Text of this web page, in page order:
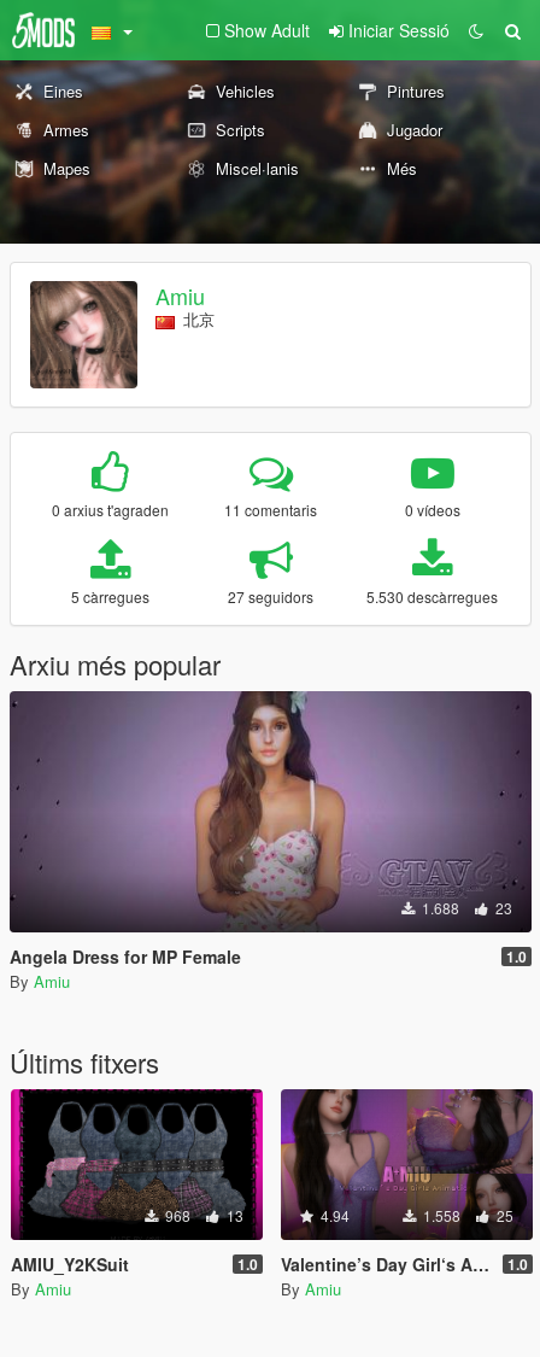
Show Adult Iniciar Sessió
Eines Vehicles
Pintures
Armes
Scripts
Jugador
Mapes
Miscel·lanis Més
Amiu
北京
0 arxius t'agraden 11 comentaris 0 vídeos
5 càrregues 27 seguidors 5.530 descàrregues
Arxiu més popular
1.688 23
Angela Dress for MP Female 1.0
By Amiu
Últims fitxers
968 13
AMIU_Y2KSuit 1.0
By Amiu
4.94 1.558 25
Valentine’s Day Girl‘s Animation 1.0
By Amiu